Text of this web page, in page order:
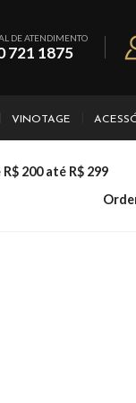
DE ATENDIMENTO
721 1875
VINOTAGE
R$ 200 até R$ 299